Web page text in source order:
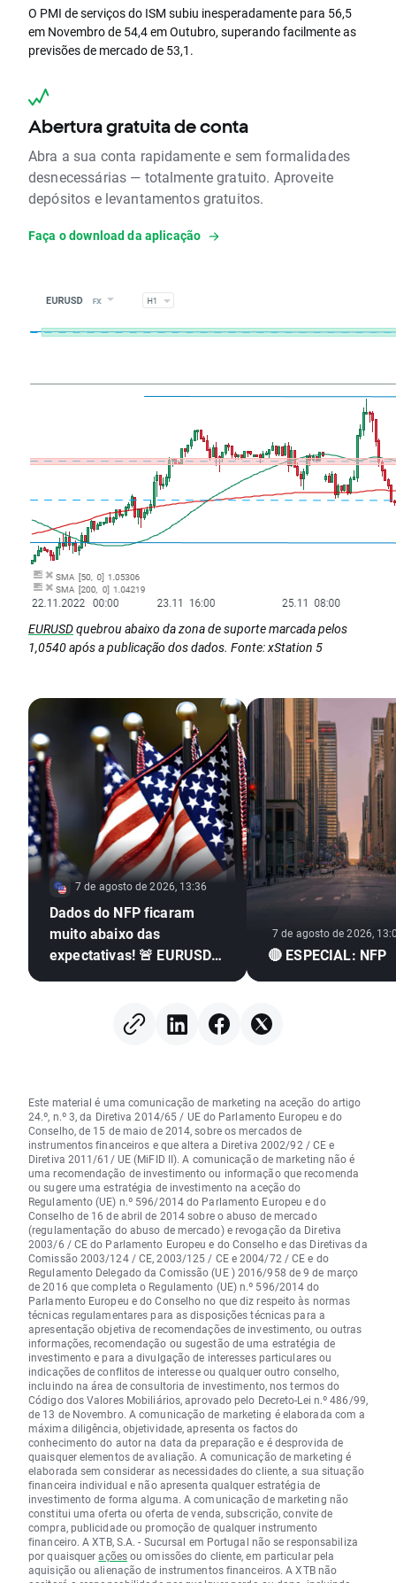
O PMI de serviços do ISM subiu inesperadamente para 56,5
em Novembro de 54,4 em Outubro, superando facilmente as
previsões de mercado de 53,1.
Abertura gratuita de conta
Abra a sua conta rapidamente e sem formalidades
desnecessárias — totalmente gratuito. Aproveite
depósitos e levantamentos gratuitos.
Faça o download da aplicação
EURUSDquebrou abaixo da zona de suporte marcada pelos
1,0540 após a publicação dos dados. Fonte: xStation 5
7 de agosto de 2026, 13:36
Dados do NFP ficaram
muito abaixo das
expectativas! 🚨 EURUSD
7 de agosto de 2026,
🔴 ESPECIAL: NFP
Este material é uma comunicação de marketing na aceção do artigo
24.º, n.º 3, da Diretiva 2014/65 / UE do Parlamento Europeu e do
Conselho, de 15 de maio de 2014, sobre os mercados de
instrumentos financeiros e que altera a Diretiva 2002/92 / CE e
Diretiva 2011/61/ UE (MiFID II). A comunicação de marketing não é
uma recomendação de investimento ou informação que recomenda
ou sugere uma estratégia de investimento na aceção do
Regulamento (UE) n.º 596/2014 do Parlamento Europeu e do
Conselho de 16 de abril de 2014 sobre o abuso de mercado
(regulamentação do abuso de mercado) e revogação da Diretiva
2003/6 / CE do Parlamento Europeu e do Conselho e das Diretivas da
Comissão 2003/124 / CE, 2003/125 / CE e 2004/72 / CE e do
Regulamento Delegado da Comissão (UE ) 2016/958 de 9 de março
de 2016 que completa o Regulamento (UE) n.º 596/2014 do
Parlamento Europeu e do Conselho no que diz respeito às normas
técnicas regulamentares para as disposições técnicas para a
apresentação objetiva de recomendações de investimento, ou outras
informações, recomendação ou sugestão de uma estratégia de
investimento e para a divulgação de interesses particulares ou
indicações de conflitos de interesse ou qualquer outro conselho,
incluindo na área de consultoria de investimento, nos termos do
Código dos Valores Mobiliários, aprovado pelo Decreto-Lei n.º 486/99,
de 13 de Novembro. A comunicação de marketing é elaborada com a
máxima diligência, objetividade, apresenta os factos do
conhecimento do autor na data da preparação e é desprovida de
quaisquer elementos de avaliação. A comunicação de marketing é
elaborada sem considerar as necessidades do cliente, a sua situação
financeira individual e não apresenta qualquer estratégia de
investimento de forma alguma. A comunicação de marketing não
constitui uma oferta ou oferta de venda, subscrição, convite de
compra, publicidade ou promoção de qualquer instrumento
financeiro. A XTB, S.A. - Sucursal em Portugal não se responsabiliza
por quaisqueraçõesou omissões do cliente, em particular pela
aquisição ou alienação de instrumentos financeiros. A XTB não